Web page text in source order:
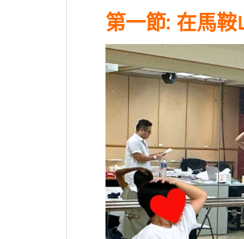
第一節: 在馬